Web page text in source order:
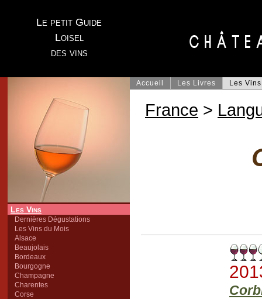
Le petit Guide
Loisel
des vins
Les Vins
Dernières Dégustations
Les Vins du Mois
Alsace
Beaujolais
Bordeaux
Bourgogne
Champagne
Charentes
Corse
Accueil Les Livres Les Vins
France >